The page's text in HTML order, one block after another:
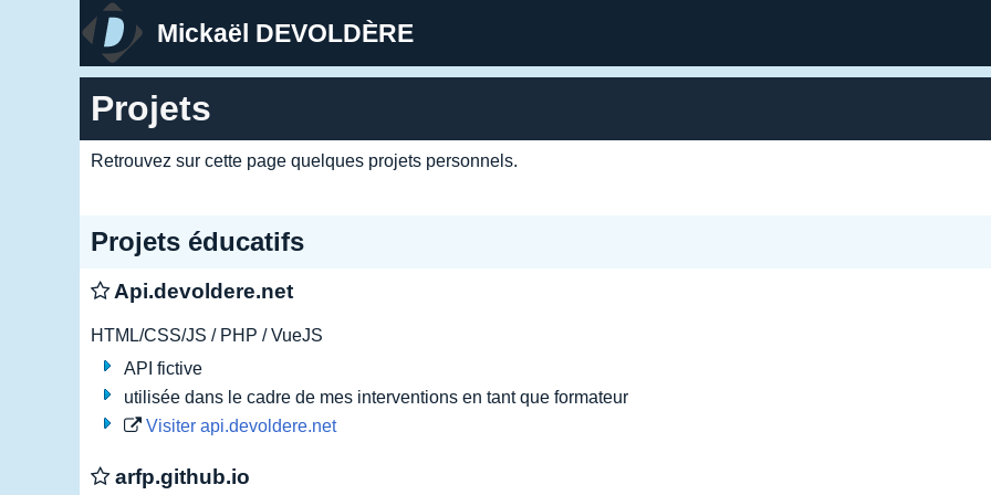
Mickaël DEVOLDÈRE
Projets
Retrouvez sur cette page quelques projets personnels.
Projets éducatifs
Api.devoldere.net
HTML/CSS/JS / PHP / VueJS
API fictive
utilisée dans le cadre de mes interventions en tant que formateur
Visiter api.devoldere.net
arfp.github.io